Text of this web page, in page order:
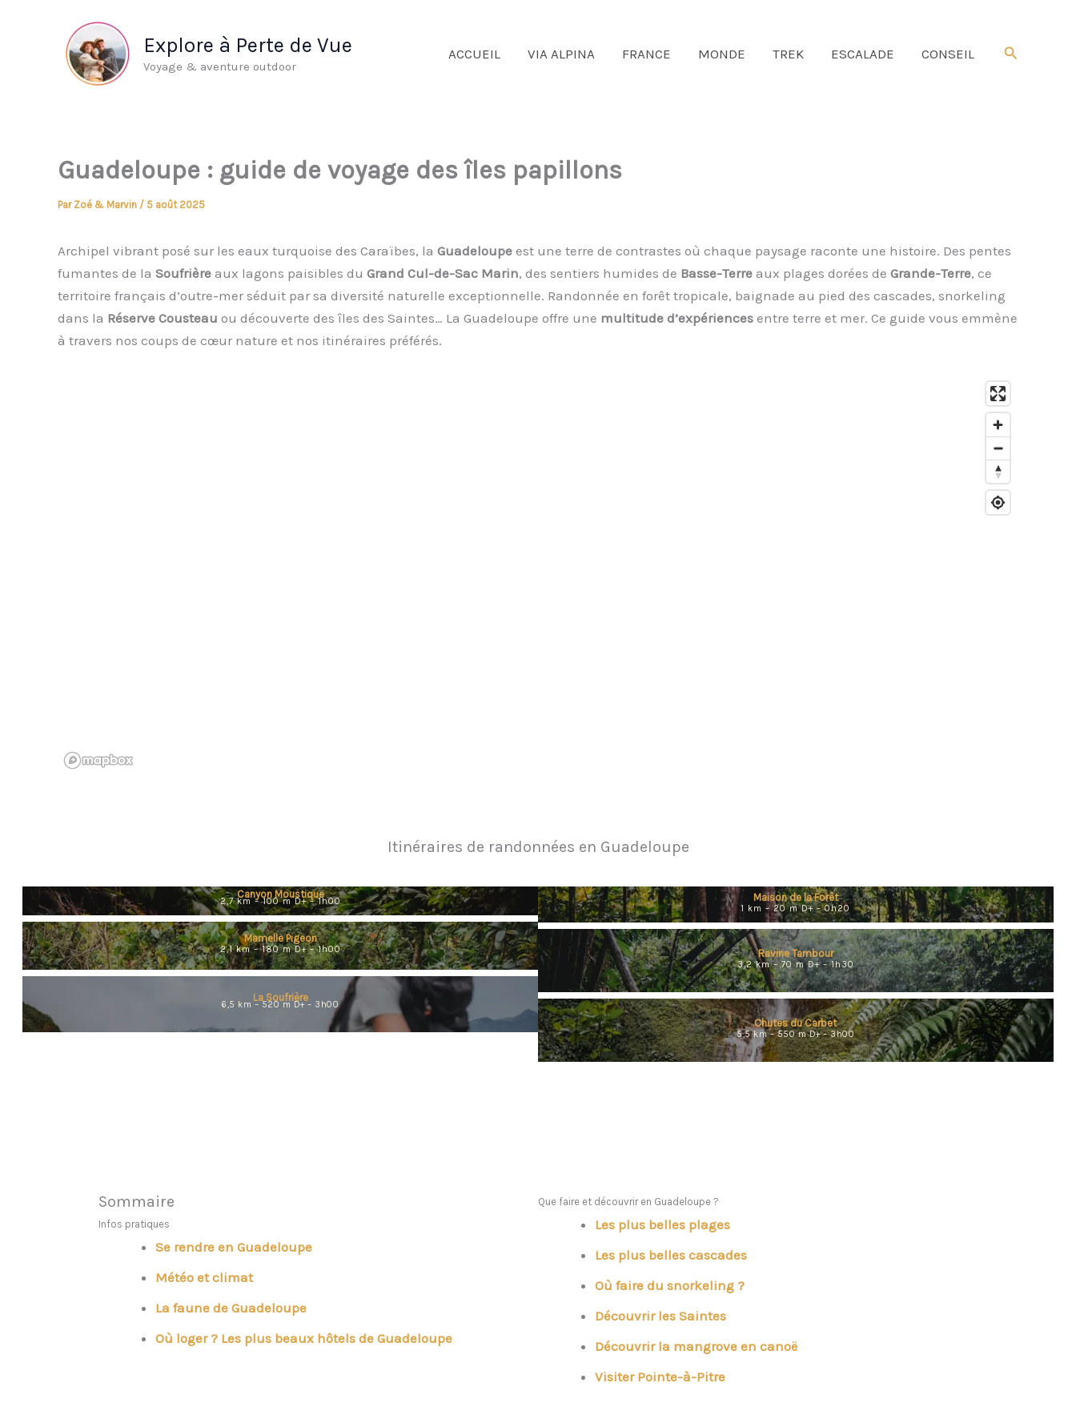
Explore à Perte de Vue
Voyage & aventure outdoor
ACCUEIL VIA ALPINA FRANCE MONDE TREK ESCALADE CONSEIL Rechercher
Guadeloupe : guide de voyage des îles papillons
Par Zoé & Marvin / 5 août 2025
Archipel vibrant posé sur les eaux turquoise des Caraïbes, la Guadeloupe est une terre de contrastes où chaque paysage raconte une histoire. Des pentes
fumantes de la Soufrière aux lagons paisibles du Grand Cul-de-Sac Marin, des sentiers humides de Basse-Terre aux plages dorées de Grande-Terre, ce
territoire français d’outre-mer séduit par sa diversité naturelle exceptionnelle. Randonnée en forêt tropicale, baignade au pied des cascades, snorkeling
dans la Réserve Cousteau ou découverte des îles des Saintes… La Guadeloupe offre une multitude d’expériences entre terre et mer. Ce guide vous emmène
à travers nos coups de cœur nature et nos itinéraires préférés.
Itinéraires de randonnées en Guadeloupe
Canyon Moustique
2,7 km – 100 m D+ – 1h00
Mamelle Pigeon
2,1 km – 180 m D+ – 1h00
La Soufrière
6,5 km – 520 m D+ – 3h00
Maison de la Forêt
1 km – 20 m D+ – 0h20
Ravine Tambour
3,2 km – 70 m D+ – 1h30
Chutes du Carbet
5,5 km – 550 m D+ – 3h00
Sommaire
Infos pratiques
Se rendre en Guadeloupe
Météo et climat
La faune de Guadeloupe
Où loger ? Les plus beaux hôtels de Guadeloupe
Que faire et découvrir en Guadeloupe ?
Les plus belles plages
Les plus belles cascades
Où faire du snorkeling ?
Découvrir les Saintes
Découvrir la mangrove en canoë
Visiter Pointe-à-Pitre